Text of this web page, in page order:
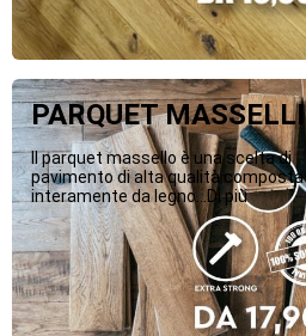
PARQUET MASSELLI
Il parquet massello è una scelta di
pavimento di alta qualità composta
interamente da legno...Di più